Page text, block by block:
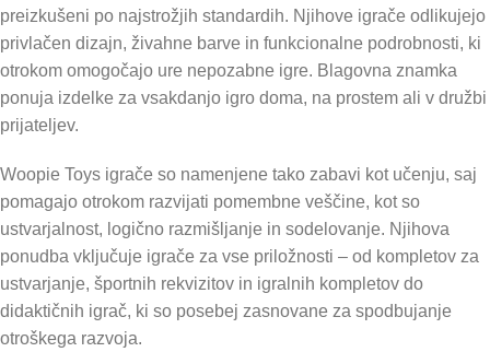
preizkušeni po najstrožjih standardih. Njihove igrače odlikujejo
privlačen dizajn, živahne barve in funkcionalne podrobnosti, ki
otrokom omogočajo ure nepozabne igre. Blagovna znamka
ponuja izdelke za vsakdanjo igro doma, na prostem ali v družbi
prijateljev.
Woopie Toys igrače so namenjene tako zabavi kot učenju, saj
pomagajo otrokom razvijati pomembne veščine, kot so
ustvarjalnost, logično razmišljanje in sodelovanje. Njihova
ponudba vključuje igrače za vse priložnosti – od kompletov za
ustvarjanje, športnih rekvizitov in igralnih kompletov do
didaktičnih igrač, ki so posebej zasnovane za spodbujanje
otroškega razvoja.